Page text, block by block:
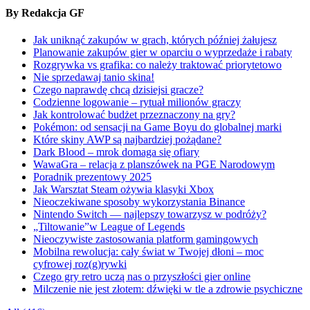
By Redakcja GF
Jak uniknąć zakupów w grach, których później żałujesz
Planowanie zakupów gier w oparciu o wyprzedaże i rabaty
Rozgrywka vs grafika: co należy traktować priorytetowo
Nie sprzedawaj tanio skina!
Czego naprawdę chcą dzisiejsi gracze?
Codzienne logowanie – rytuał milionów graczy
Jak kontrolować budżet przeznaczony na gry?
Pokémon: od sensacji na Game Boyu do globalnej marki
Które skiny AWP są najbardziej pożądane?
Dark Blood – mrok domaga się ofiary
WawaGra – relacja z planszówek na PGE Narodowym
Poradnik prezentowy 2025
Jak Warsztat Steam ożywia klasyki Xbox
Nieoczekiwane sposoby wykorzystania Binance
Nintendo Switch — najlepszy towarzysz w podróży?
„Tiltowanie”w League of Legends
Nieoczywiste zastosowania platform gamingowych
Mobilna rewolucja: cały świat w Twojej dłoni – moc
cyfrowej roz(g)rywki
Czego gry retro uczą nas o przyszłości gier online
Milczenie nie jest złotem: dźwięki w tle a zdrowie psychiczne